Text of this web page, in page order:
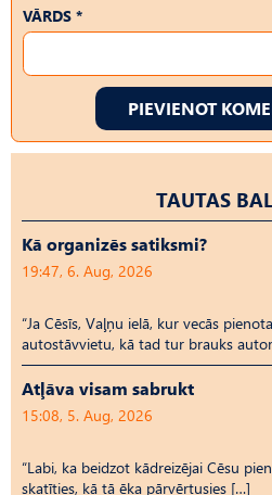
VĀRDS *
PIEVIENOT
TAUTAS
Kā organizēs satiksmi?
19:47, 6. Aug, 2026
“Ja Cēsīs, Vaļņu ielā, kur vecās
autostāvvietu, kā tad tur brauks
Atļāva visam sabrukt
15:08, 5. Aug, 2026
“Labi, ka beidzot kādreizējai Cēsu
skatīties, kā tā ēka pārvērtusies […]